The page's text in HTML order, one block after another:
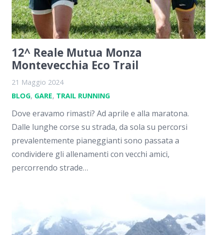
12^ Reale Mutua Monza
Montevecchia Eco Trail
21 Maggio 2024
BLOG, GARE, TRAIL RUNNING
Dove eravamo rimasti? Ad aprile e alla maratona.
Dalle lunghe corse su strada, da sola su percorsi
prevalentemente pianeggianti sono passata a
condividere gli allenamenti con vecchi amici,
percorrendo strade…